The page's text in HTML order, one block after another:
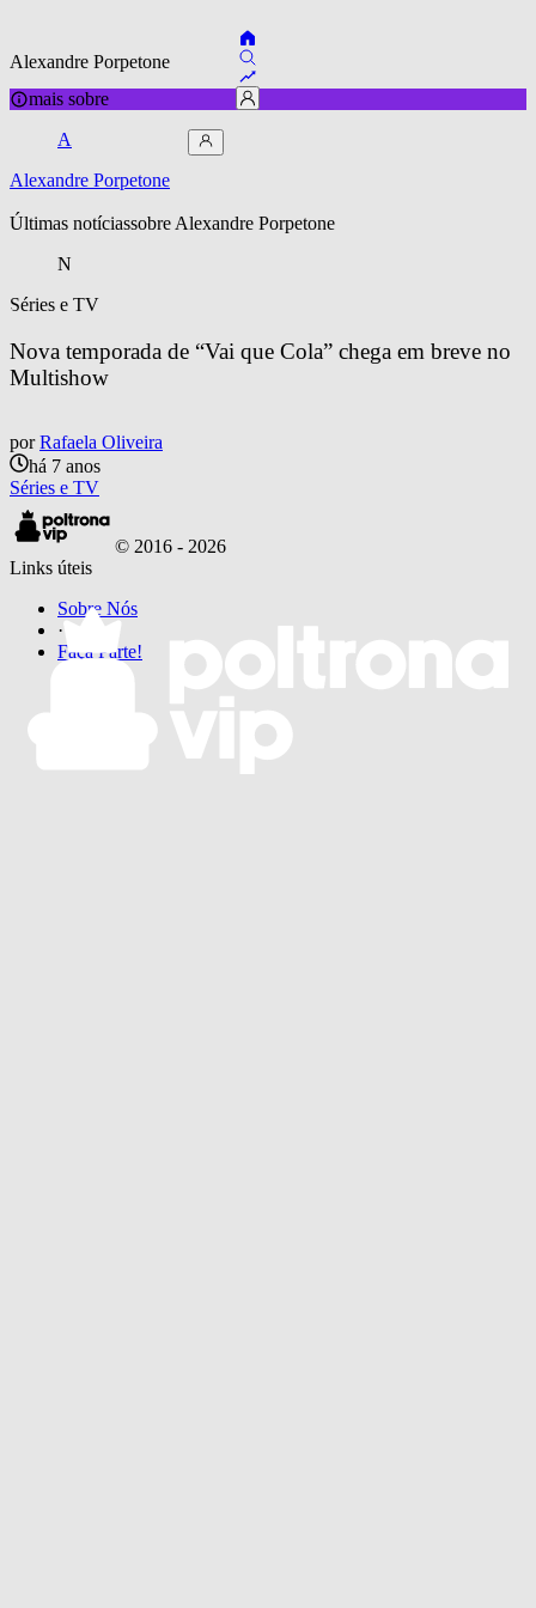
Alexandre Porpetone
mais sobre
A
Alexandre Porpetone
Últimas notíciassobre Alexandre Porpetone
N
Séries e TV
Nova temporada de “Vai que Cola” chega em breve no
Multishow
por Rafaela Oliveira
há 7 anos
Séries e TV
© 2016 - 2026
Links úteis
Sobre Nós
·
Faça Parte!